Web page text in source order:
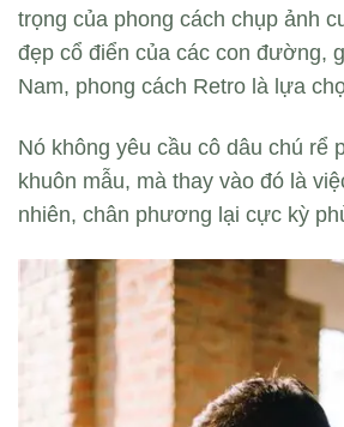
trọng của phong cách chụp ảnh
đẹp cổ điển của các con đường,
Nam, phong cách Retro là lựa
Nó không yêu cầu cô dâu chú rể
khuôn mẫu, mà thay vào đó là
nhiên, chân phương lại cực kỳ